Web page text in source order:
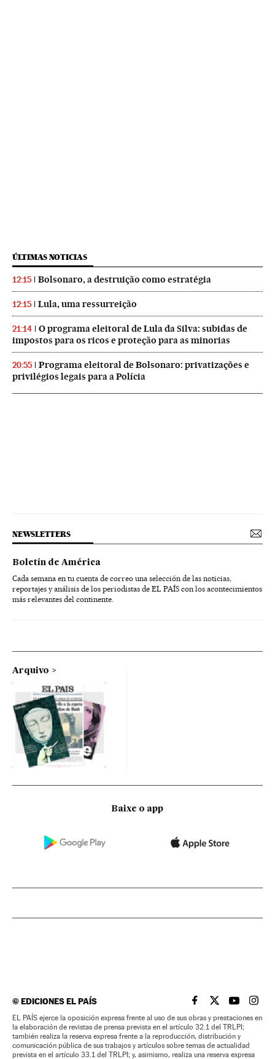
ÚLTIMAS NOTICIAS
12:15 Bolsonaro, a destruição como estratégia
12:15 Lula, uma ressurreição
21:14
O programa eleitoral de Lula da Silva: subidas de
impostos para os ricos e proteção para as minorias
20:55
Programa eleitoral de Bolsonaro: privatizações e
privilégios legais para a Polícia
NEWSLETTERS
Boletín de América
Cada semana en tu cuenta de correo una selección de las noticias,
reportajes y análisis de los periodistas de EL PAÍS con los acontecimientos
más relevantes del continente.
Arquivo
Baixe o app
©EDICIONES EL PAÍS EL PAÍS BRASIL EN
EL PAÍSEL PAÍS
EL
EL PAÍS ejerce la oposición expresa frente al uso de sus obras y prestaciones en
la elaboración de revistas de prensa prevista en el artículo 32.1 del TRLPI;
también realiza la reserva expresa frente a la reproducción, distribución y
comunicación pública de sus trabajos y artículos sobre temas de actualidad
prevista en el artículo 33.1 del TRLPI; y, asimismo, realiza una reserva expresa